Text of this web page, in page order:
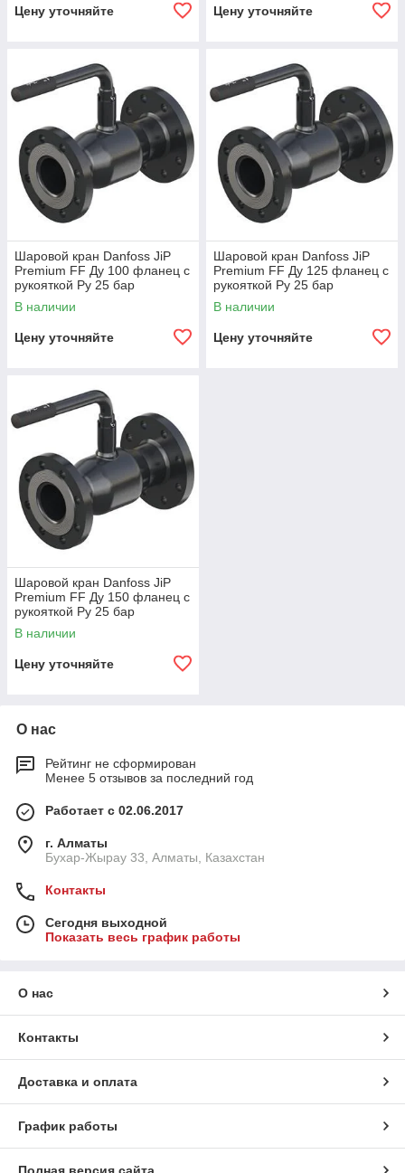
Цену уточняйте Цену уточняйте
Шаровой кран Danfoss JiP
Premium FF Ду 100 фланец с
рукояткой Ру 25 бар
065N3614
В наличии
Цену уточняйте
Шаровой кран Danfoss JiP
Premium FF Ду 125 фланец с
рукояткой Ру 25 бар
065N3615
В наличии
Цену уточняйте
Шаровой кран Danfoss JiP
Premium FF Ду 150 фланец с
рукояткой Ру 25 бар
065N3616
В наличии
Цену уточняйте
О нас
Рейтинг не сформирован
Менее 5 отзывов за последний год
Работает с 02.06.2017
г. Алматы
Бухар-Жырау 33, Алматы, Казахстан
Контакты
Сегодня выходной
Показать весь график работы
О нас
Контакты
Доставка и оплата
График работы